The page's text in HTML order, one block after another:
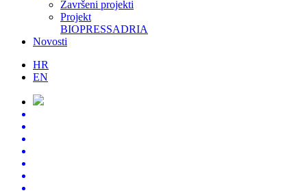
Završeni projekti
Projekt
BIOPRESSADRIA
Novosti
HR
EN